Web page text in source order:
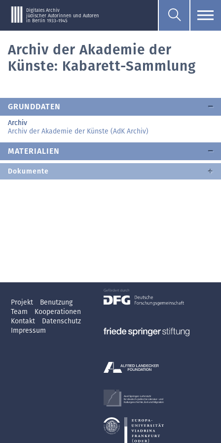
Digitales Archiv
jüdischer Autorinnen und Autoren
in Berlin 1933–1945
Archiv der Akademie der
Künste: Kabarett-Sammlung
GRUNDDATEN
Archiv
Archiv der Akademie der Künste (AdK Archiv)
MATERIALIEN
Dokumente
Projekt
Benutzung
Team
Kooperationen
Kontakt
Datenschutz
Impressum
Axel Springer-Lehrstuhl
für deutsch-jüdische Literatur- und
Kulturgeschichte, Exil und Migration